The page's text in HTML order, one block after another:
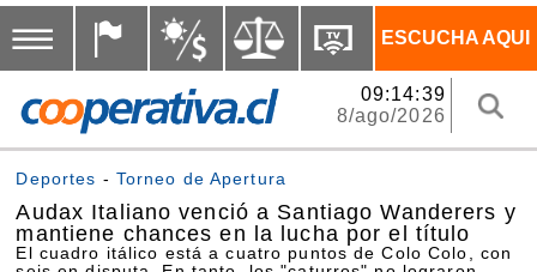
ESCUCHA AQUI
09:14:39
8/ago/2026
Deportes - Torneo de Apertura
Audax Italiano venció a Santiago Wanderers y
mantiene chances en la lucha por el título
El cuadro itálico está a cuatro puntos de Colo Colo, con